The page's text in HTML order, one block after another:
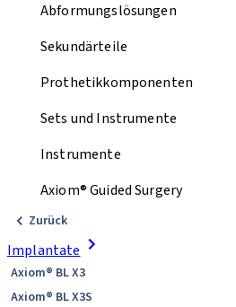
Abformungslösungen
Sekundärteile
Prothetikkomponenten
Sets und Instrumente
Instrumente
Axiom® Guided Surgery
Zurück
Implantate
Axiom® BL X3
Axiom® BL X3S